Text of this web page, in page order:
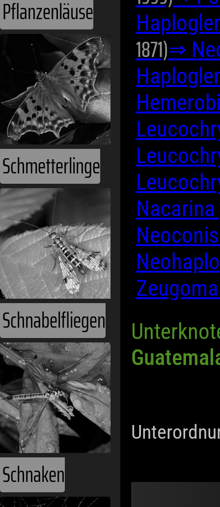
Pflanzenläuse
Schmetterlinge
Schnabelfliegen
Schnaken
1871)⇒